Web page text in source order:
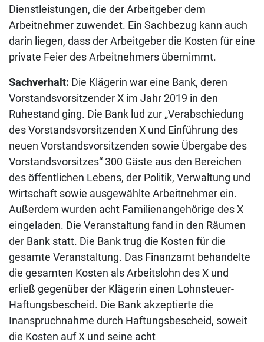
Dienstleistungen, die der Arbeitgeber dem
Arbeitnehmer zuwendet. Ein Sachbezug kann auch
darin liegen, dass der Arbeitgeber die Kosten für eine
private Feier des Arbeitnehmers übernimmt.
Sachverhalt: Die Klägerin war eine Bank, deren
Vorstandsvorsitzender X im Jahr 2019 in den
Ruhestand ging. Die Bank lud zur „Verabschiedung
des Vorstandsvorsitzenden X und Einführung des
neuen Vorstandsvorsitzenden sowie Übergabe des
Vorstandsvorsitzes“ 300 Gäste aus den Bereichen
des öffentlichen Lebens, der Politik, Verwaltung und
Wirtschaft sowie ausgewählte Arbeitnehmer ein.
Außerdem wurden acht Familienangehörige des X
eingeladen. Die Veranstaltung fand in den Räumen
der Bank statt. Die Bank trug die Kosten für die
gesamte Veranstaltung. Das Finanzamt behandelte
die gesamten Kosten als Arbeitslohn des X und
erließ gegenüber der Klägerin einen Lohnsteuer-
Haftungsbescheid. Die Bank akzeptierte die
Inanspruchnahme durch Haftungsbescheid, soweit
die Kosten auf X und seine acht